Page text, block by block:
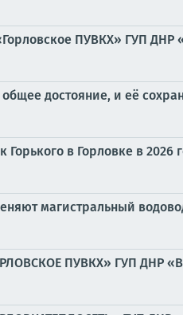
ПУВКХ» ГУП
достояние, и её
Горького в Горловке в
магистральный
ПУВКХ» ГУП ДНР